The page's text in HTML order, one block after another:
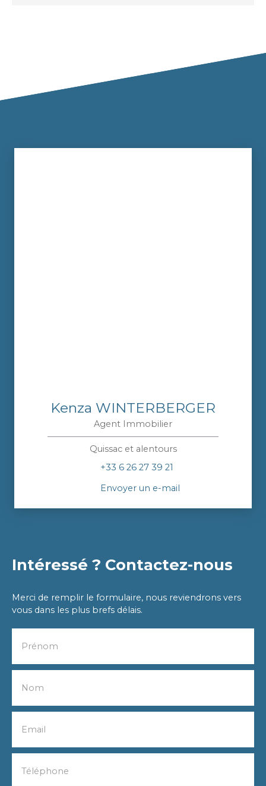
Kenza WINTERBERGER
Agent Immobilier
Quissac et alentours
+33 6 26 27 39 21
Envoyer un e-mail
Intéressé ? Contactez-nous
Merci de remplir le formulaire, nous reviendrons vers
vous dans les plus brefs délais.
Prénom
Nom
Email
Téléphone